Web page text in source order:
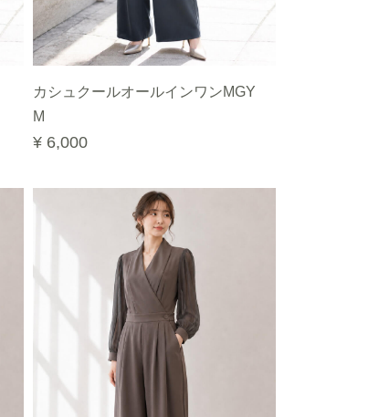
カシュクールオールインワンMGY
M
¥ 6,000